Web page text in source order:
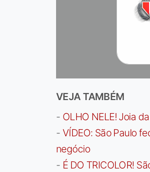
VEJA TAMBÉM
- OLHO NELE! Joia
- VÍDEO: São Paulo
negócio
- É DO TRICOLOR!